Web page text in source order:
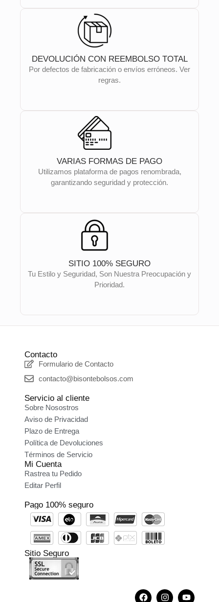
DEVOLUCIÓN CON REEMBOLSO TOTAL
Por defectos de fabricación o envíos erróneos. Ver
regras.
VARIAS FORMAS DE PAGO
Utilizamos plataforma de pagos renombrada,
garantizando seguridad y protección.
SITIO 100% SEGURO
Tu Estilo y Seguridad, Son Nuestra Preocupación y
Prioridad.
Contacto
Formulario de Contacto
contacto@bisontebolsos.com
Servicio al cliente
Sobre Nosostros
Aviso de Privacidad
Plazo de Entrega
Política de Devoluciones
Términos de Servicio
Mi Cuenta
Rastrea tu Pedido
Editar Perfil
Pago 100% seguro
Sitio Seguro